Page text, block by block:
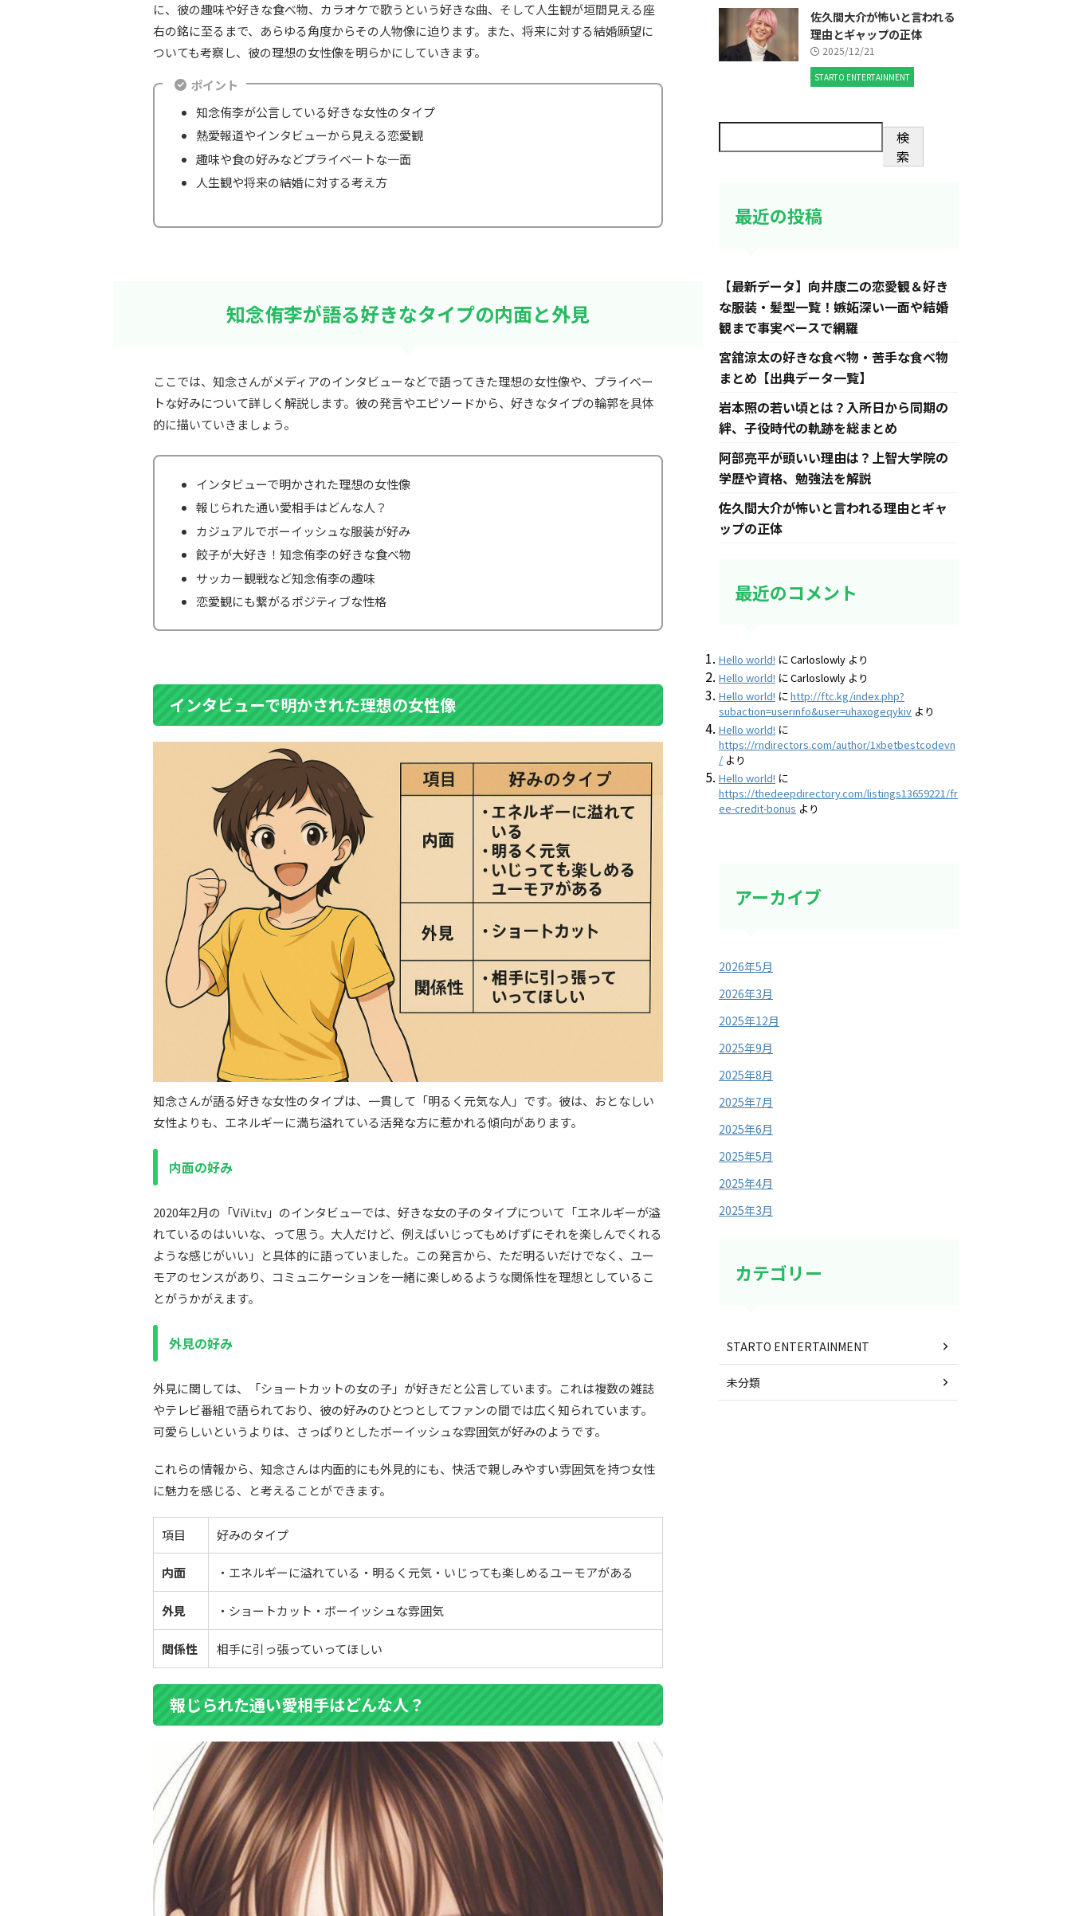
に、彼の趣味や好きな食べ物、カラオケで歌うという好きな曲、そして人生観が垣間見える座
右の銘に至るまで、あらゆる角度からその人物像に迫ります。また、将来に対する結婚願望に
ついても考察し、彼の理想の女性像を明らかにしていきます。
ポイント
知念侑李が公言している好きな女性のタイプ
熱愛報道やインタビューから見える恋愛観
趣味や食の好みなどプライベートな一面
人生観や将来の結婚に対する考え方
知念侑李が語る好きなタイプの内面と外見
ここでは、知念さんがメディアのインタビューなどで語ってきた理想の女性像や、プライベー
トな好みについて詳しく解説します。彼の発言やエピソードから、好きなタイプの輪郭を具体
的に描いていきましょう。
インタビューで明かされた理想の女性像
報じられた通い愛相手はどんな人？
カジュアルでボーイッシュな服装が好み
餃子が大好き！知念侑李の好きな食べ物
サッカー観戦など知念侑李の趣味
恋愛観にも繋がるポジティブな性格
インタビューで明かされた理想の女性像
知念さんが語る好きな女性のタイプは、一貫して「明るく元気な人」です。彼は、おとなしい
女性よりも、エネルギーに満ち溢れている活発な方に惹かれる傾向があります。
内面の好み
2020年2月の「ViVi.tv」のインタビューでは、好きな女の子のタイプについて「エネルギーが溢
れているのはいいな、って思う。大人だけど、例えばいじってもめげずにそれを楽しんでくれる
ような感じがいい」と具体的に語っていました。この発言から、ただ明るいだけでなく、ユー
モアのセンスがあり、コミュニケーションを一緒に楽しめるような関係性を理想としているこ
とがうかがえます。
外見の好み
外見に関しては、「ショートカットの女の子」が好きだと公言しています。これは複数の雑誌
やテレビ番組で語られており、彼の好みのひとつとしてファンの間では広く知られています。
可愛らしいというよりは、さっぱりとしたボーイッシュな雰囲気が好みのようです。
これらの情報から、知念さんは内面的にも外見的にも、快活で親しみやすい雰囲気を持つ女性
に魅力を感じる、と考えることができます。
項目 好みのタイプ
内面 ・エネルギーに溢れている・明るく元気・いじっても楽しめるユーモアがある
外見 ・ショートカット・ボーイッシュな雰囲気
関係性 相手に引っ張っていってほしい
報じられた通い愛相手はどんな人？
佐久間大介が怖いと言われる
理由とギャップの正体
2025/12/21
STARTO ENTERTAINMENT
検
索
最近の投稿
【最新データ】向井康二の恋愛観＆好き
な服装・髪型一覧！嫉妬深い一面や結婚
観まで事実ベースで網羅
宮舘涼太の好きな食べ物・苦手な食べ物
まとめ【出典データ一覧】
岩本照の若い頃とは？入所日から同期の
絆、子役時代の軌跡を総まとめ
阿部亮平が頭いい理由は？上智大学院の
学歴や資格、勉強法を解説
佐久間大介が怖いと言われる理由とギャ
ップの正体
最近のコメント
Hello world! にCarloslowly より
Hello world! にCarloslowly より
Hello world! にhttp://ftc.kg/index.php?
subaction=userinfo&user=uhaxogeqykiv より
Hello world! に
https://rndirectors.com/author/1xbetbestcodevn
/ より
Hello world! に
https://thedeepdirectory.com/listings13659221/fr
ee-credit-bonus より
アーカイブ
2026年5月
2026年3月
2025年12月
2025年9月
2025年8月
2025年7月
2025年6月
2025年5月
2025年4月
2025年3月
カテゴリー
STARTO ENTERTAINMENT
未分類